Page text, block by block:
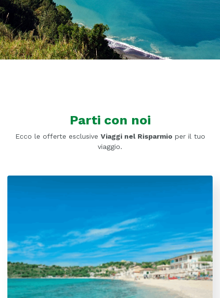
Parti con noi
Ecco le offerte esclusive Viaggi nel Risparmioper il tuo
viaggio.